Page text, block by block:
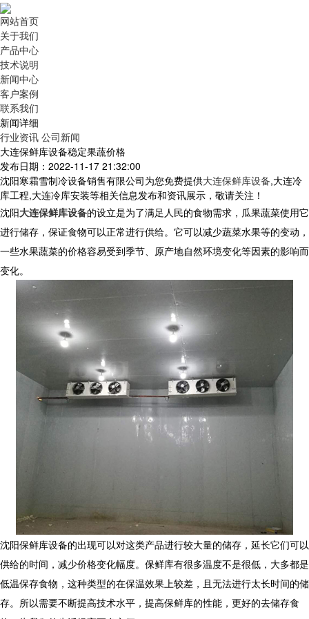
网站首页
关于我们
产品中心
技术说明
新闻中心
客户案例
联系我们
新闻详细
行业资讯 公司新闻
大连保鲜库设备稳定果蔬价格
发布日期：2022-11-17 21:32:00
沈阳寒霜雪制冷设备销售有限公司为您免费提供大连保鲜库设备,大连冷
库工程,大连冷库安装等相关信息发布和资讯展示，敬请关注！
沈阳大连保鲜库设备的设立是为了满足人民的食物需求，瓜果蔬菜使用它
进行储存，保证食物可以正常进行供给。它可以减少蔬菜水果等的变动，
一些水果蔬菜的价格容易受到季节、原产地自然环境变化等因素的影响而
变化。
沈阳保鲜库设备的出现可以对这类产品进行较大量的储存，延长它们可以
供给的时间，减少价格变化幅度。保鲜库有很多温度不是很低，大多都是
低温保存食物，这种类型的在保温效果上较差，且无法进行太长时间的储
存。所以需要不断提高技术水平，提高保鲜库的性能，更好的去储存食